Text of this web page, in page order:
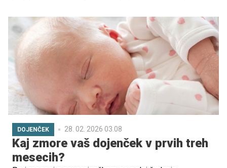
prek neverbalnih signalov – pogleda, nasmeha, telesne
drže, dotika, gibov in zvokov. Ti tihi znaki predstavljajo
otrokovo prvo obliko jezika, s katerim izraža potrebe,
čustva in zanimanje za okolico.
DOJENČEK 28. 02. 2026 03.08
Kaj zmore vaš dojenček v prvih treh
mesecih?